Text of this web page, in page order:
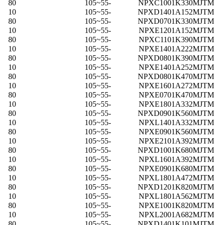
NPXC1001K330MJTM
-55~105
80
NPXD1401A152MJTM
-55~105
10
NPXD0701K330MJTM
-55~105
80
NPXE1201A152MJTM
-55~105
10
NPXC1101K390MJTM
-55~105
80
NPXE1401A222MJTM
-55~105
10
NPXD0801K390MJTM
-55~105
80
NPXE1401A252MJTM
-55~105
10
NPXD0801K470MJTM
-55~105
80
NPXE1601A272MJTM
-55~105
10
NPXE0701K470MJTM
-55~105
80
NPXE1801A332MJTM
-55~105
10
NPXD0901K560MJTM
-55~105
80
NPXL1401A332MJTM
-55~105
10
NPXE0901K560MJTM
-55~105
80
NPXE2101A392MJTM
-55~105
10
NPXD1001K680MJTM
-55~105
80
NPXL1601A392MJTM
-55~105
10
NPXE0901K680MJTM
-55~105
80
NPXL1801A472MJTM
-55~105
10
NPXD1201K820MJTM
-55~105
80
NPXL1801A562MJTM
-55~105
10
NPXE1001K820MJTM
-55~105
80
NPXL2001A682MJTM
-55~105
10